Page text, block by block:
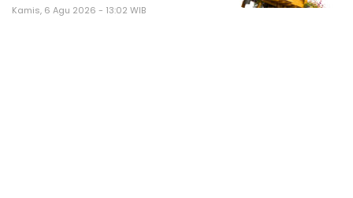
Kamis, 6 Agu 2026 - 13:02 WIB